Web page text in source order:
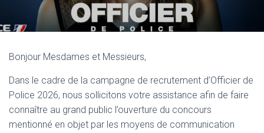
Bonjour Mesdames et Messieurs,
Dans le cadre de la campagne de recrutement d’Officier de
Police 2026, nous sollicitons votre assistance afin de faire
connaître au grand public l’ouverture du concours
mentionné en objet par les moyens de communication